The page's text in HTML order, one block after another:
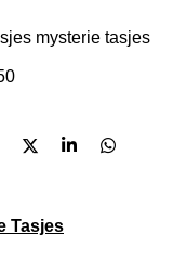
mysterie tasjes
D
S
D
Tasjes